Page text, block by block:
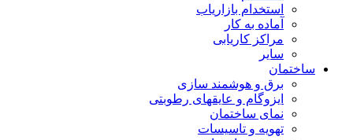
استخدام بازاریاب
آماده به کار
مراکز کاریابی
سایر
ساختمان
برق و هوشمند سازی
ایزوگام و عایقهای رطوبتی
نمای ساختمان
تهویه و تاسیسات